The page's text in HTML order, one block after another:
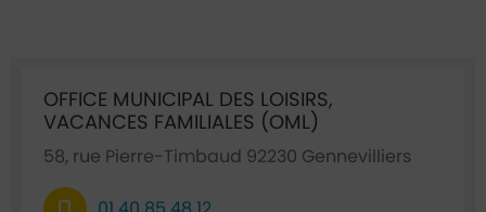
OFFICE MUNICIPAL DES LOISIRS,
VACANCES FAMILIALES (OML)
58, rue Pierre-Timbaud 92230 Gennevilliers